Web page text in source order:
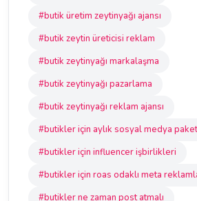
#butik üretim zeytinyağı ajansı
#butik zeytin üreticisi reklam
#butik zeytinyağı markalaşma
#butik zeytinyağı pazarlama
#butik zeytinyağı reklam ajansı
#butikler için aylık sosyal medya
#butikler için influencer işbirlikleri
#butikler için roas odaklı meta
#butikler ne zaman post atmalı